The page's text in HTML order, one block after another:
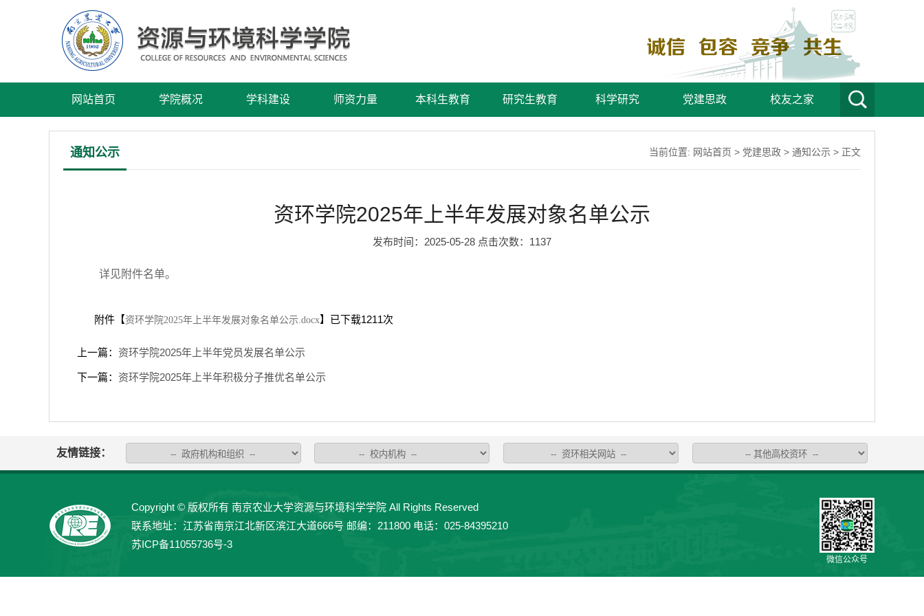
网站首页 学院概况 学科建设 师资力量 本科生教育 研究生教育 科学研究 党建思政 校友之家
通知公示 当前位置: 网站首页 > 党建思政 > 通知公示 > 正文
资环学院2025年上半年发展对象名单公示
发布时间：2025-05-28 点击次数： 1137
详见附件名单。
附件【资环学院2025年上半年发展对象名单公示.docx】已下载1211次
上一篇： 资环学院2025年上半年党员发展名单公示
下一篇： 资环学院2025年上半年积极分子推优名单公示
友情链接：
Copyright © 版权所有 南京农业大学资源与环境科学学院 All Rights Reserved
联系地址：江苏省南京江北新区滨江大道666号 邮编：211800 电话：025-84395210
苏ICP备11055736号-3
微信公众号